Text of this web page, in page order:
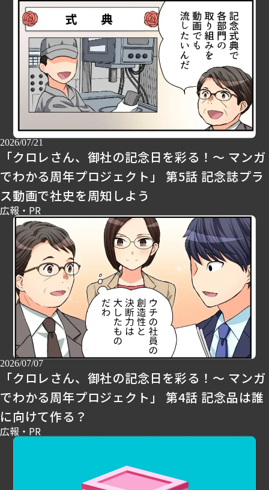
2026/07/21
「クロレさん、御社の記念日を彩る！～ マンガ
でわかる周年プロジェクト」 第5話 記念誌プラ
ス動画で社史を周知しよう
広報・PR
2026/07/07
「クロレさん、御社の記念日を彩る！～ マンガ
でわかる周年プロジェクト」 第4話 記念品は誰
に向けて作る？
広報・PR